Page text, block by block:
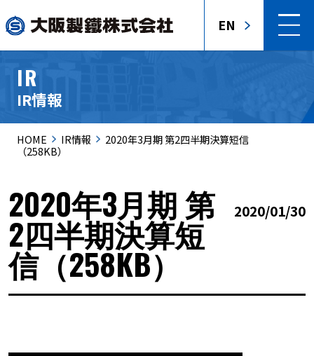
EN
IR
IR情報
HOME IR情報
2020年3月期 第2四半期決算短信
（258KB）
2020年3月期 第
2四半期決算短
信（258KB）
2020/01/30